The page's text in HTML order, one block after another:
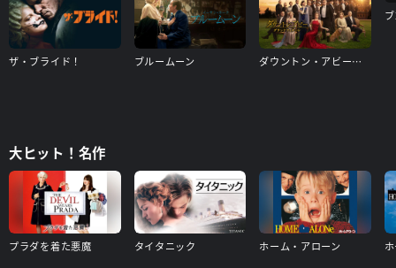
ザ・ブライド！ ブルームーン ダウントン・アビー／グランドフィナーレ
大ヒット！名作
プラダを着た悪魔 タイタニック ホーム・アローン